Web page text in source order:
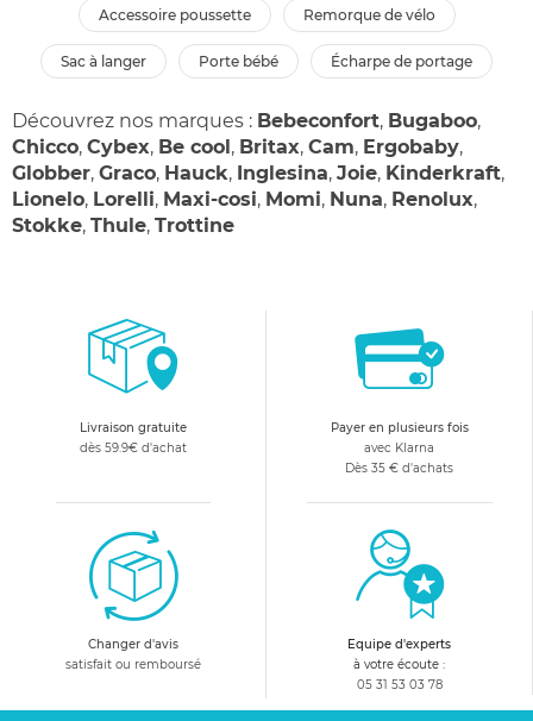
accessoire poussette remorque de vélo
sac à langer porte bébé écharpe de portage
Découvrez nos marques : Bebeconfort, Bugaboo,
Chicco, Cybex, Be cool, Britax, Cam, Ergobaby,
Globber, Graco, Hauck, Inglesina, Joie, Kinderkraft,
Lionelo, Lorelli, Maxi-cosi, Momi, Nuna, Renolux,
Stokke, Thule, Trottine
Livraison gratuite
dès 59.9€ d'achat
Payer en plusieurs fois
avec Klarna
Dès 35 € d'achats
Changer d'avis
satisfait ou remboursé
Equipe d'experts
à votre écoute :
05 31 53 03 78